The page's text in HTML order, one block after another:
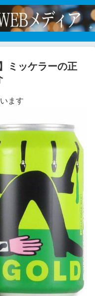
ミッケラーの正
ます